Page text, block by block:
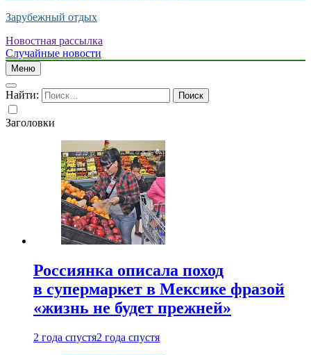
Зарубежный отдых
Новостная рассылка
Случайные новости
Меню
Найти:
Заголовки
Россиянка описала поход
в супермаркет в Мексике фразой
«жизнь не будет прежней»
2 года спустя2 года спустя